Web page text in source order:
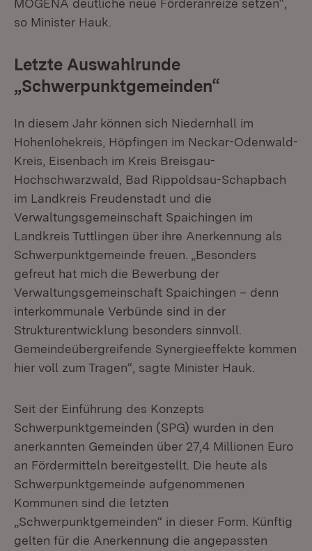
MOGENA deutliche neue Förderanreize setzen“,
so Minister Hauk.
Letzte Auswahlrunde
„Schwerpunktgemeinden“
In diesem Jahr können sich Niedernhall im
Hohenlohekreis, Höpfingen im Neckar-Odenwald-
Kreis, Eisenbach im Kreis Breisgau-
Hochschwarzwald, Bad Rippoldsau-Schapbach
im Landkreis Freudenstadt und die
Verwaltungsgemeinschaft Spaichingen im
Landkreis Tuttlingen über ihre Anerkennung als
Schwerpunktgemeinde freuen. „Besonders
gefreut hat mich die Bewerbung der
Verwaltungsgemeinschaft Spaichingen – denn
interkommunale Verbünde sind in der
Strukturentwicklung besonders sinnvoll.
Gemeindeübergreifende Synergieeffekte kommen
hier voll zum Tragen“, sagte Minister Hauk.
Seit der Einführung des Konzepts
Schwerpunktgemeinden (SPG) wurden in den
anerkannten Gemeinden über 27,4 Millionen Euro
an Fördermitteln bereitgestellt. Die heute als
Schwerpunktgemeinde aufgenommenen
Kommunen sind die letzten
„Schwerpunktgemeinden“ in dieser Form. Künftig
gelten für die Anerkennung die angepassten